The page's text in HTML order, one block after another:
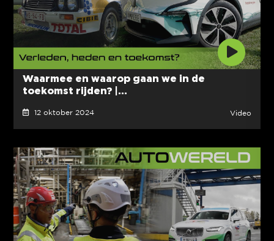
Waarmee en waarop gaan we in de
toekomst rijden? |...
12 oktober 2024 Video